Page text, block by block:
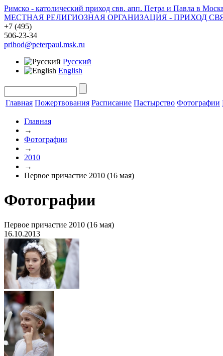
Римско - католический приход свв. апп. Петра и Павла в
МЕСТНАЯ РЕЛИГИОЗНАЯ ОРГАНИЗАЦИЯ - ПРИХОД
+7 (495)
506-23-34
prihod@peterpaul.msk.ru
Русский
English
Главная Пожертвования Расписание Пастырство Фотографии
Главная
→
Фотографии
→
2010
→
Первое причастие 2010 (16 мая)
Фотографии
Первое причастие 2010 (16 мая)
16.10.2013